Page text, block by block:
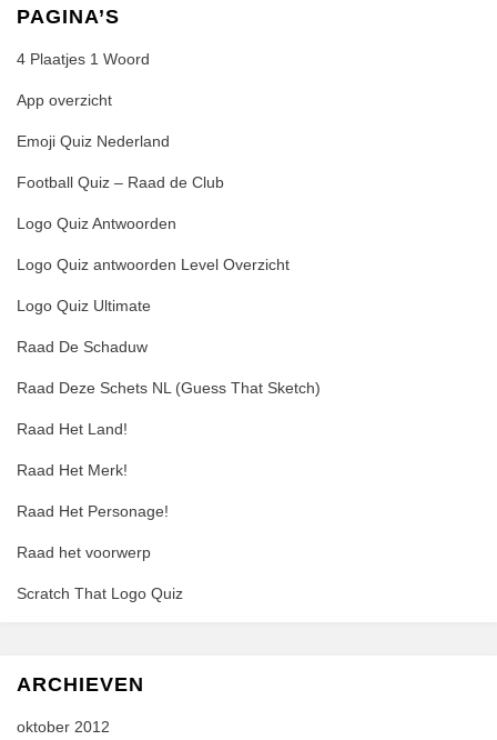
PAGINA’S
4 Plaatjes 1 Woord
App overzicht
Emoji Quiz Nederland
Football Quiz – Raad de Club
Logo Quiz Antwoorden
Logo Quiz antwoorden Level Overzicht
Logo Quiz Ultimate
Raad De Schaduw
Raad Deze Schets NL (Guess That Sketch)
Raad Het Land!
Raad Het Merk!
Raad Het Personage!
Raad het voorwerp
Scratch That Logo Quiz
ARCHIEVEN
oktober 2012